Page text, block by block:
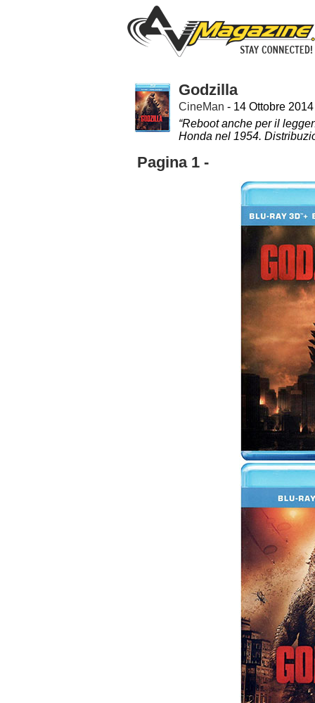
Godzilla
CineMan - 14 Ottobre 2014
“Reboot anche per il
Honda nel 1954.
Pagina 1 -